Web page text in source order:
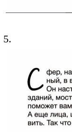
5.